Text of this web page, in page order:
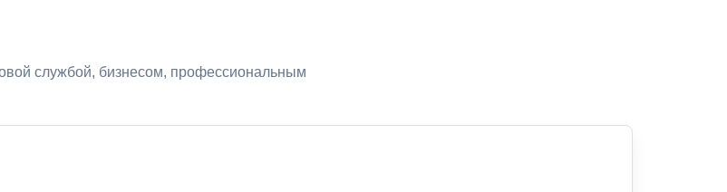
службой, бизнесом, профессиональным